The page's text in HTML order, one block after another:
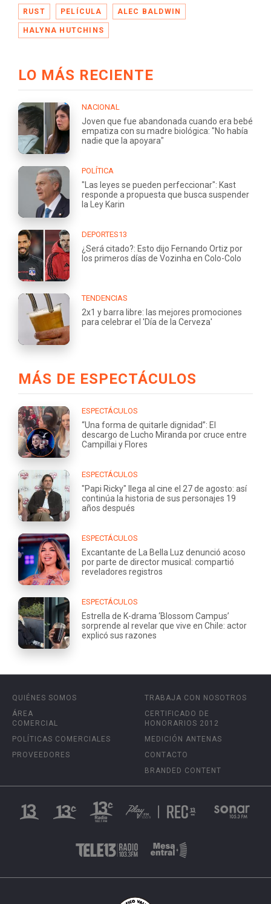
RUST PELÍCULA ALEC BALDWIN
HALYNA HUTCHINS
LO MÁS RECIENTE
NACIONAL
Joven que fue abandonada cuando era bebé
empatiza con su madre biológica: "No había
nadie que la apoyara"
POLÍTICA
"Las leyes se pueden perfeccionar": Kast
responde a propuesta que busca suspender
la Ley Karin
DEPORTES13
¿Será citado?: Esto dijo Fernando Ortiz por
los primeros días de Vozinha en Colo-Colo
TENDENCIAS
2x1 y barra libre: las mejores promociones
para celebrar el 'Día de la Cerveza'
MÁS DE ESPECTÁCULOS
ESPECTÁCULOS
“Una forma de quitarle dignidad”: El
descargo de Lucho Miranda por cruce entre
Campillai y Flores
ESPECTÁCULOS
"Papi Ricky" llega al cine el 27 de agosto: así
continúa la historia de sus personajes 19
años después
ESPECTÁCULOS
Excantante de La Bella Luz denunció acoso
por parte de director musical: compartió
reveladores registros
ESPECTÁCULOS
Estrella de K-drama ‘Blossom Campus’
sorprende al revelar que vive en Chile: actor
explicó sus razones
QUIÉNES SOMOS
ÁREA
COMERCIAL
POLÍTICAS COMERCIALES
PROVEEDORES
TRABAJA CON NOSOTROS
CERTIFICADO DE
HONORARIOS 2012
MEDICIÓN ANTENAS
CONTACTO
BRANDED CONTENT